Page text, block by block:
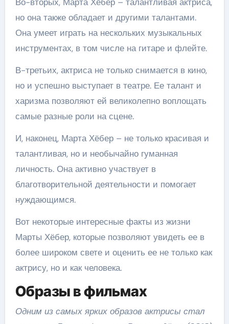
но она также обладает и другими талантами.
Она умеет играть на нескольких музыкальных
инструментах, в том числе на гитаре и флейте.
В-третьих, актриса не только снимается в кино,
но и успешно выступает в театре. Ее талант и
харизма позволяют ей великолепно воплощать
самые разные роли на сцене.
И, наконец, Марта Хёбер – не только красивая и
талантливая, но и необычайно гуманная
личность. Она активно участвует в
благотворительной деятельности и помогает
нуждающимся.
Вот некоторые интересные факты из жизни
Марты Хёбер, которые позволяют увидеть ее в
более широком свете и оценить ее не только как
актрису, но и как человека.
Образы в фильмах
Одним из самых ярких образов актрисы стал